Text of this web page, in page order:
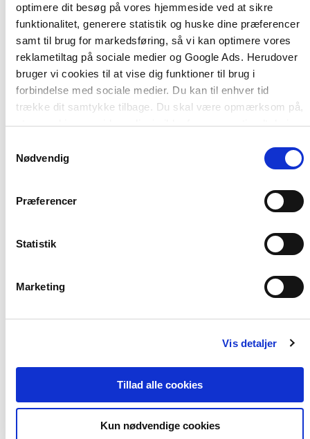
optimere dit besøg på vores hjemmeside ved at sikre
funktionalitet, generere statistik og huske dine præferencer
samt til brug for markedsføring, så vi kan optimere vores
reklametiltag på sociale medier og Google Ads. Herudover
bruger vi cookies til at vise dig funktioner til brug i
forbindelse med sociale medier. Du kan til enhver tid
trække dit samtykke tilbage. Du skal være opmærksom på,
at vores hjemmeside muligvis ikke fungerer optimalt, hvis
samtykke.
Nødvendig
Præferencer
Statistik
Marketing
Vis detaljer
Tillad alle cookies
Kun nødvendige cookies
Karina Kehlet Lins er klinisk psykolog, klinisk
sexolog og systemisk psykoterapeut med mere
end 20 års erfaring. Hun er desuden ekstern lektor
i klinisk sexologi ved Københavns Universitet og
har undervist i sexologi ved forskellige
universiteter.